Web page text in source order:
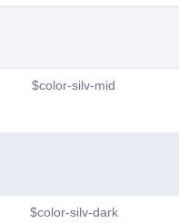
$color-silv-mid
$color-silv-dark